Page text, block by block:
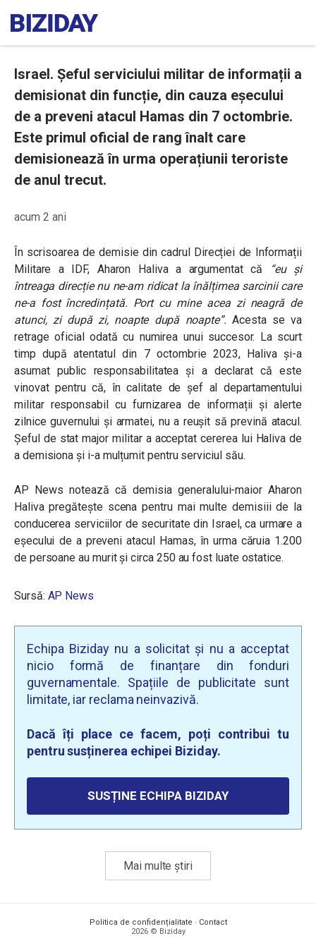
Israel. Șeful serviciului militar de informații a
demisionat din funcție, din cauza eșecului
de a preveni atacul Hamas din 7 octombrie.
Este primul oficial de rang înalt care
demisionează în urma operațiunii teroriste
de anul trecut.
acum 2 ani
În scrisoarea de demisie din cadrul Direcției de Informații
Militare a IDF, Aharon Haliva a argumentat că
“eu și
întreaga direcție nu ne-am ridicat la înălțimea sarcinii care
ne-a fost încredințată. Port cu mine acea zi neagră de
atunci, zi după zi, noapte după noapte”.Acesta se va
retrage oficial odată cu numirea unui succesor. La scurt
timp după atentatul din 7 octombrie 2023, Haliva și-a
asumat public responsabilitatea și a declarat că este
vinovat pentru că, în calitate de șef al departamentului
militar responsabil cu furnizarea de informații și alerte
zilnice guvernului și armatei, nu a reușit să prevină atacul.
Șeful de stat major militar a acceptat cererea lui Haliva de
a demisiona și i-a mulțumit pentru serviciul său.
AP News notează că demisia generalului-maior Aharon
Haliva pregătește scena pentru mai multe demisiii de la
conducerea serviciilor de securitate din Israel, ca urmare a
eșecului de a preveni atacul Hamas, în urma căruia 1.200
de persoane au murit și circa 250 au fost luate ostatice.
Sursă: AP News
Echipa Biziday nu a solicitat și nu a acceptat
nicio formă de finanțare din fonduri
guvernamentale. Spațiile de publicitate sunt
limitate, iar reclama neinvazivă.
Dacă îți place ce facem, poți contribui tu
pentru susținerea echipei Biziday.
SUSȚINE ECHIPA BIZIDAY
Mai multe știri
Politica de confidențialitate · Contact
2026 © Biziday